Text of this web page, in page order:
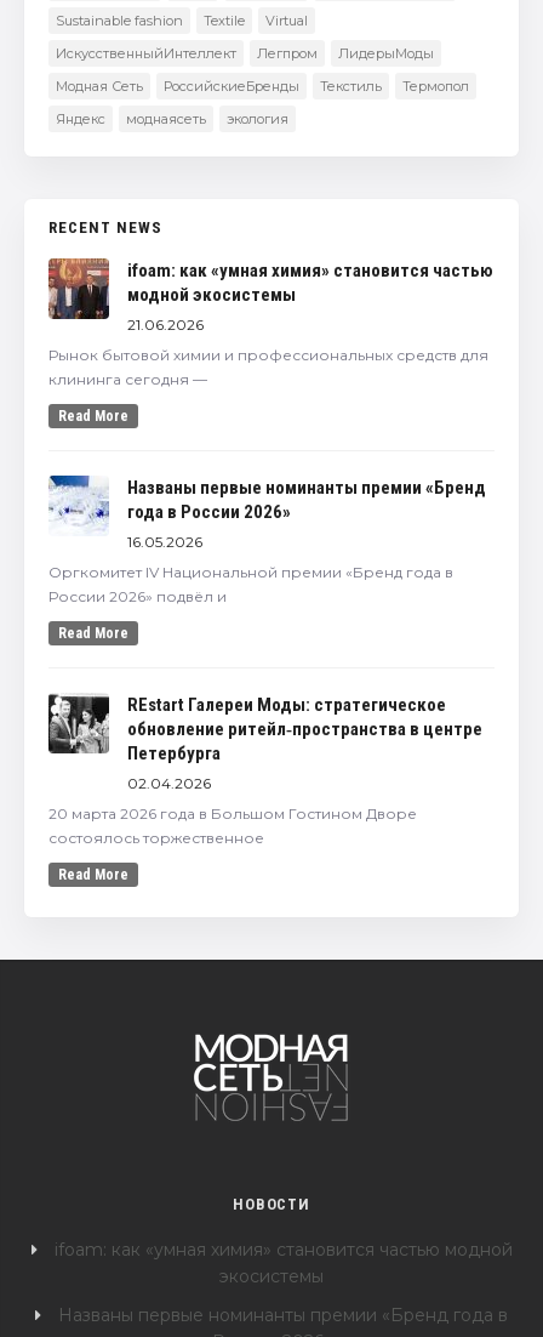
Sustainable fashion
Textile
Virtual
ИскусственныйИнтеллект
Легпром
ЛидерыМоды
Модная Сеть
РоссийскиеБренды Текстиль
Термопол
Яндекс
моднаясеть экология
RECENT NEWS
ifoam: как «умная химия» становится частью
модной экосистемы
21.06.2026
Рынок бытовой химии и профессиональных средств для
клининга сегодня —
Read More
Названы первые номинанты премии «Бренд
года в России 2026»
16.05.2026
Оргкомитет IV Национальной премии «Бренд года в
России 2026» подвёл и
Read More
REstart Галереи Моды: стратегическое
обновление ритейл‑пространства в центре
Петербурга
02.04.2026
20 марта 2026 года в Большом Гостином Дворе
состоялось торжественное
Read More
НОВОСТИ
ifoam: как «умная химия» становится частью модной
экосистемы
Названы первые номинанты премии «Бренд года в